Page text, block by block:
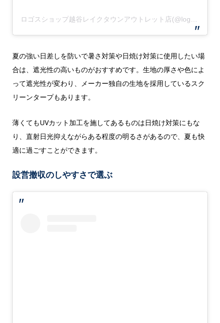
夏の強い日差しを防いで暑さ対策や日焼け対策に使用したい場
合は、遮光性の高いものがおすすめです。生地の厚さや色によ
って遮光性が変わり、メーカー独自の生地を採用しているスク
リーンタープもあります。
薄くてもUVカット加工を施してあるものは日焼け対策にもな
り、直射日光抑えながらある程度の明るさがあるので、夏も快
適に過ごすことができます。
設営撤収のしやすさで選ぶ